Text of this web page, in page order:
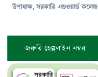
উপাধ্যক্ষ, সরকারি এডওয়ার্ড কলেজ
জরুরি হেল্পলাইন নম্বর